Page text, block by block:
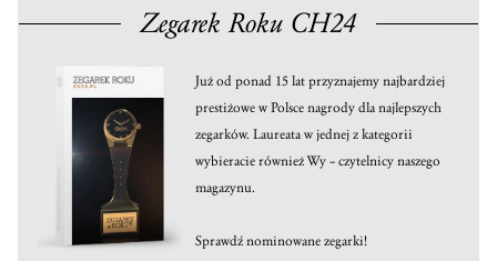
Zegarek Roku CH24
Już od ponad 15 lat przyznajemy najbardziej
prestiżowe w Polsce nagrody dla najlepszych
zegarków. Laureata w jednej z kategorii
wybieracie również Wy – czytelnicy naszego
magazynu.
Sprawdź nominowane zegarki!